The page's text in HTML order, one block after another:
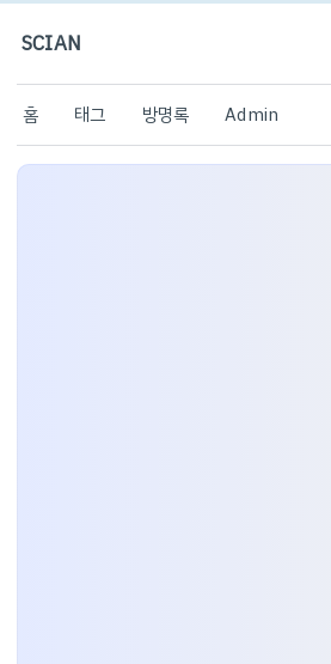
SCIAN
홈 태그 방명록 Admin